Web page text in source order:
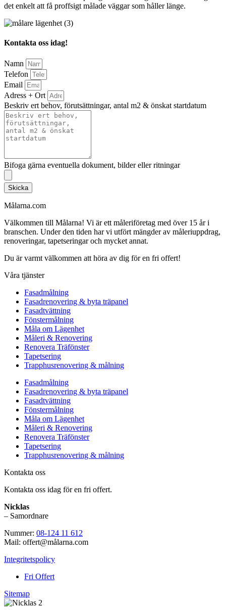
det enkelt att få proffsigt målade väggar som håller länge.
Kontakta oss idag!
Namn
Telefon
Email
Adress + Ort
Beskriv ert behov, förutsättningar, antal m2 & önskat startdatum
Bifoga gärna eventuella dokument, bilder eller ritningar
Skicka
Målarna.com
Välkommen till Målarna! Vi är ett måleriföretag med över 15 år i
branschen. Under den tiden har vi utfört mängder av måleriuppdrag,
renoveringar, tapetseringar och mycket annat.
Du är varmt välkommen att höra av dig för en fri offert!
Våra tjänster
Fasadmålning
Fasadrenovering & byta träpanel
Fasadtvättning
Fönstermålning
Måla om Lägenhet
Måleri & Renovering
Renovera Träfönster
Tapetsering
Trapphusrenovering & målning
Fasadmålning
Fasadrenovering & byta träpanel
Fasadtvättning
Fönstermålning
Måla om Lägenhet
Måleri & Renovering
Renovera Träfönster
Tapetsering
Trapphusrenovering & målning
Kontakta oss
Kontakta oss idag för en fri offert.
Nicklas
– Samordnare
Nummer: 08-124 11 612
Mail: offert@målarna.com
Integritetspolicy
Fri Offert
Sitemap